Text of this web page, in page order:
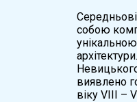
собою
виявлено
віку VІІІ –